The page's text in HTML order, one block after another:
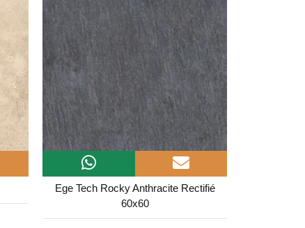
Antwerp Antracite 60x60